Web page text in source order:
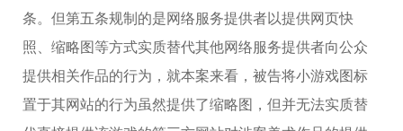
条。但第五条规制的是网络服务提供者以提供网页快
照、缩略图等方式实质替代其他网络服务提供者向公众
提供相关作品的行为，就本案来看，被告将小游戏图标
置于其网站的行为虽然提供了缩略图，但并无法实质替